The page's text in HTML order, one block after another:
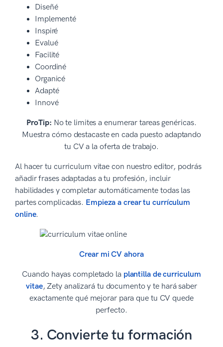
Diseñé
Implementé
Inspiré
Evalué
Facilité
Coordiné
Organicé
Adapté
Innové
ProTip: No te limites a enumerar tareas genéricas.
Muestra cómo destacaste en cada puesto adaptando
tu CV a la oferta de trabajo.
Al hacer tu curriculum vitae con nuestro editor, podrás
añadir frases adaptadas a tu profesión, incluir
habilidades y completar automáticamente todas las
partes complicadas. Empieza a crear tu currículum
online.
Crear mi CV ahora
Cuando hayas completado la plantilla de curriculum
vitae, Zety analizará tu documento y te hará saber
exactamente qué mejorar para que tu CV quede
perfecto.
3. Convierte tu formación